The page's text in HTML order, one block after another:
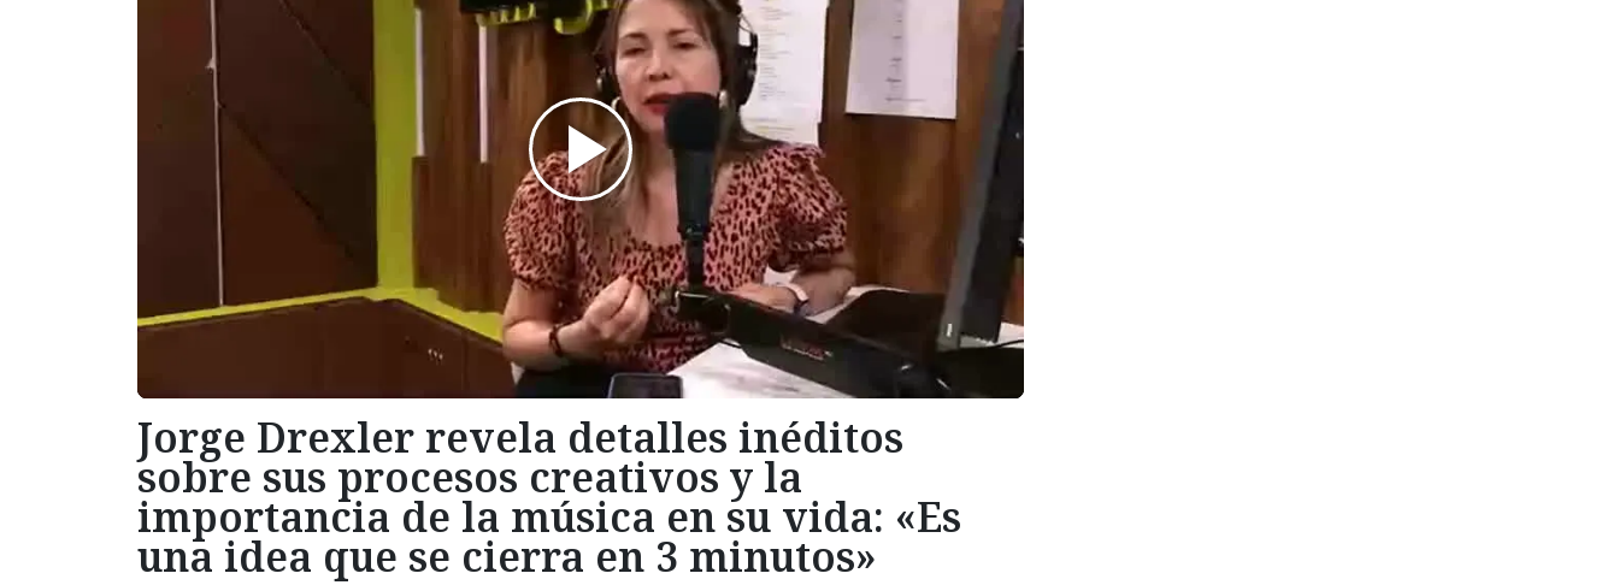
Jorge Drexler revela detalles inéditos
sobre sus procesos creativos y la
importancia de la música en su vida: «Es
una idea que se cierra en 3 minutos»